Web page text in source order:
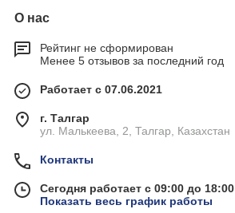
О нас
Рейтинг не сформирован
Менее 5 отзывов за последний год
Работает с 07.06.2021
г. Талгар
ул. Малькеева, 2, Талгар, Казахстан
Контакты
Сегодня работает с 09:00 до 18:00
Показать весь график работы